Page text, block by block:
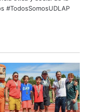
#TodosSomosUDLAP